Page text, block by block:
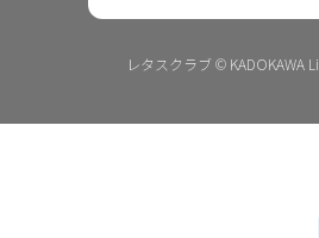
レタスクラブ © KADOKAWA